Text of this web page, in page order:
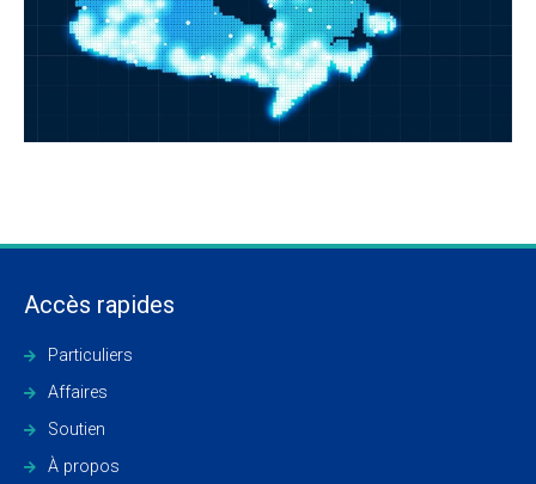
Accès rapides
Particuliers
Affaires
Soutien
À propos